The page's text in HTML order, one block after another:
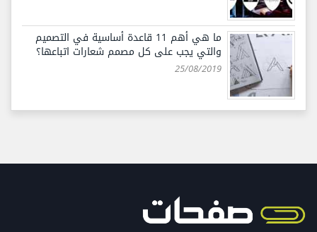
ما هي أهم 11 قاعدة أساسية في التصميم
والتي يجب على كل مصمم شعارات اتباعها؟
25/08/2019